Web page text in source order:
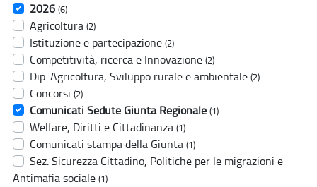
2026 (6)
Agricoltura (2)
Istituzione e partecipazione (2)
Competitività, ricerca e Innovazione (2)
Dip. Agricoltura, Sviluppo rurale e ambientale (2)
Concorsi (2)
Comunicati Sedute Giunta Regionale (1)
Welfare, Diritti e Cittadinanza (1)
Comunicati stampa della Giunta (1)
Sez. Sicurezza Cittadino, Politiche per le migrazioni e
Antimafia sociale (1)